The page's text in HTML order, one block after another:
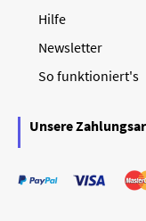
Hilfe
Newsletter
So funktioniert's
Unsere